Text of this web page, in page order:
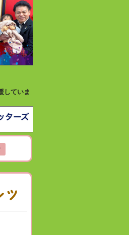
していま